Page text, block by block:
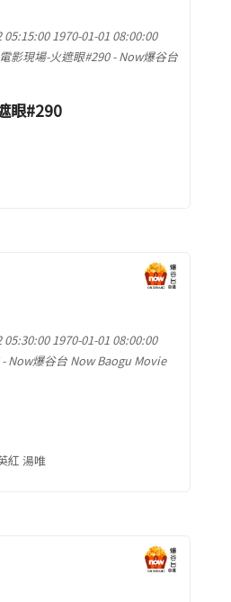
05:15:00 1970-01-01 08:00:00
影現場-火遮眼#290 - Now爆谷台
眼#290
05:30:00 1970-01-01 08:00:00
- Now爆谷台 Now Baogu Movie
紅 湯唯